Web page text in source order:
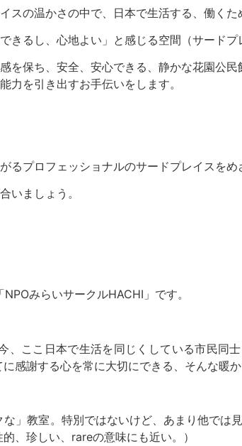
の温かさの中で、日本で生活する、働くた
るし、心地よい」と感じる空間（サードプ
保ち、安全、安心できる、静かな花園公
力を引き出すお手伝いをします。
プロフェッショナルのサードプレイスをめ
いましょう。
みらいサークルHACHI」です。
ここ日本で生活を同じくしている市民同
感謝する心を常に大切にできる、そんな暖
」教室。特別ではないけど、あまり他では
、珍しい、rareの意味にも近い。）